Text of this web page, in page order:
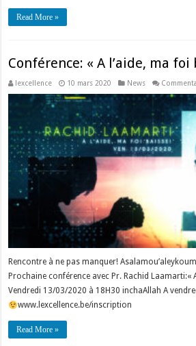
Read More »
Conférence: « A l’aide, ma foi
lexcellence 10 mars 2020 News
Rencontre à ne pas manquer!
Prochaine conférence avec Pr. Rachid Laamarti:«
Vendredi 13/03/2020 à 18H30 inchaAllah A
www.lexcellence.be/inscription
Read More »